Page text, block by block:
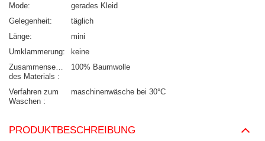
Mode
gerades Kleid
Gelegenheit
täglich
Länge
mini
Umklammerung
keine
Zusammensetzung
des Materials
100% Baumwolle
Verfahren zum
Waschen
maschinenwäsche bei 30°C
PRODUKTBESCHREIBUNG